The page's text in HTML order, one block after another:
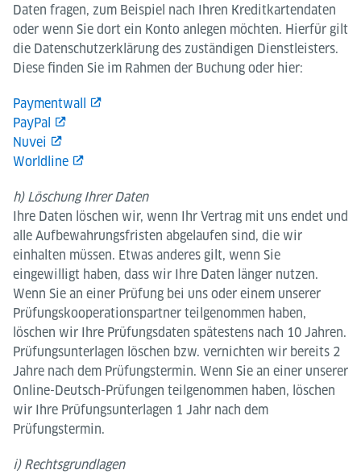
Daten fragen, zum Beispiel nach Ihren Kreditkartendaten
oder wenn Sie dort ein Konto anlegen möchten. Hierfür gilt
die Datenschutzerklärung des zuständigen Dienstleisters.
Diese finden Sie im Rahmen der Buchung oder hier:
Paymentwall
PayPal
Nuvei
Worldline
h) Löschung Ihrer Daten
Ihre Daten löschen wir, wenn Ihr Vertrag mit uns endet und
alle Aufbewahrungsfristen abgelaufen sind, die wir
einhalten müssen. Etwas anderes gilt, wenn Sie
eingewilligt haben, dass wir Ihre Daten länger nutzen.
Wenn Sie an einer Prüfung bei uns oder einem unserer
Prüfungskooperationspartner teilgenommen haben,
löschen wir Ihre Prüfungsdaten spätestens nach 10 Jahren.
Prüfungsunterlagen löschen bzw. vernichten wir bereits 2
Jahre nach dem Prüfungstermin. Wenn Sie an einer unserer
Online-Deutsch-Prüfungen teilgenommen haben, löschen
wir Ihre Prüfungsunterlagen 1 Jahr nach dem
Prüfungstermin.
i) Rechtsgrundlagen